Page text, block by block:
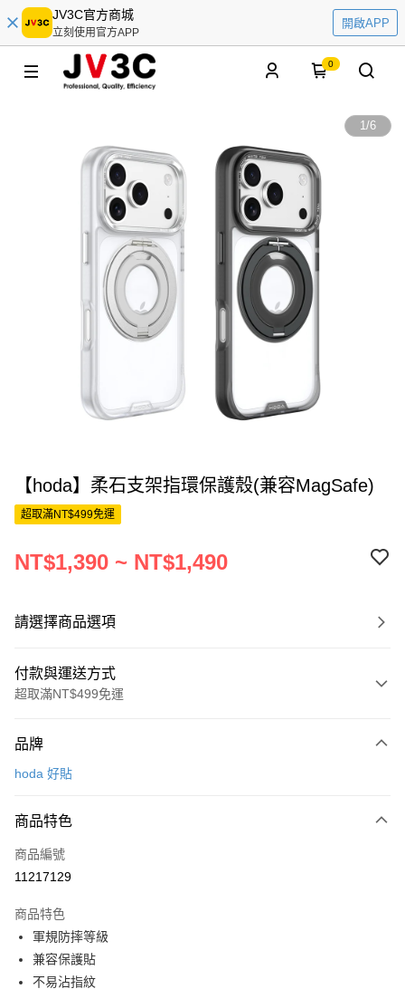
JV3C官方商城
立刻使用官方APP
開啟APP
0
1/6
【hoda】柔石支架指環保護殼(兼容MagSafe)
超取滿NT$499免運
NT$1,390 ~ NT$1,490
請選擇商品選項
付款與運送方式
超取滿NT$499免運
信用卡一次付款
LINE Pay
Apple Pay
AFTEE先享後付
相關說明
【關於「AFTEE先享後付」】
AFTEE先享後付是「在收到商品之後才付款」的支付方式。 讓您購物簡單
ATM付款
品牌
hoda 好貼
商品特色
商品編號
11217129
商品特色
軍規防摔等級
兼容保護貼
不易沾指紋